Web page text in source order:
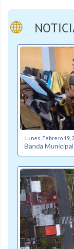
Lunes, Febrero 19,
Banda